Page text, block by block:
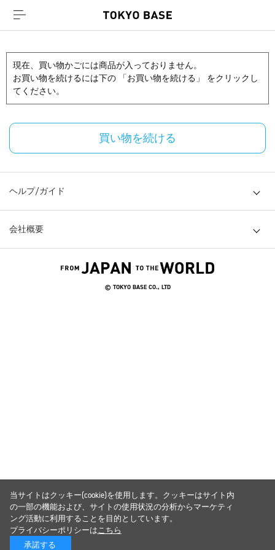
現在、買い物かごには商品が入っておりません。
お買い物を続けるには下の 「お買い物を続ける」 をクリックし
てください。
買い物を続ける
ヘルプ/ガイド
会社概要
© TOKYO BASE CO., LTD
当サイトはクッキー(cookie)を使用します。クッキーはサイト内
の一部の機能および、サイトの使用状況の分析からマーケティ
ング活動に利用することを目的としています。
プライバシーポリシーはこちら
承諾する